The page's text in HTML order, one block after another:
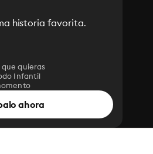
historia favorita.
que quieras
Infantil
ahora